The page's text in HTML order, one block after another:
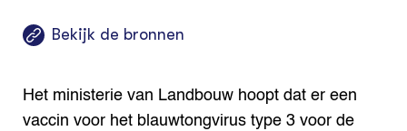
Bekijk de bronnen
Het ministerie van Landbouw hoopt dat er een
vaccin voor het blauwtongvirus type 3 voor de